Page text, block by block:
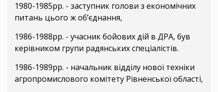
1980-1985рр. - заступник голови з економічних
питань цього ж об’єднання,
1986-1988рр. - учасник бойових дій в ДРА, був
керівником групи радянських спеціалістів.
1986-1989рр. - начальник відділу нової техніки
агропромислового комітету Рівненської області,